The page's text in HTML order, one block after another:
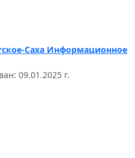
Саха Информационное
09.01.2025 г.